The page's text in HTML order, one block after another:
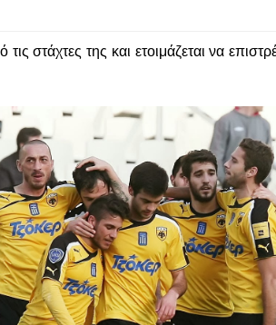
στάχτες της και ετοιμάζεται να